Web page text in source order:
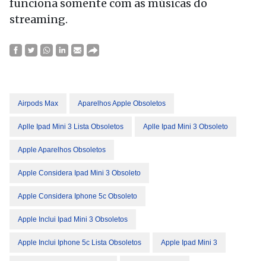
funciona somente com as músicas do
streaming.
Airpods Max Aparelhos Apple Obsoletos
Aplle Ipad Mini 3 Lista Obsoletos Aplle Ipad Mini 3 Obsoleto
Apple Aparelhos Obsoletos
Apple Considera Ipad Mini 3 Obsoleto
Apple Considera Iphone 5c Obsoleto
Apple Inclui Ipad Mini 3 Obsoletos
Apple Inclui Iphone 5c Lista Obsoletos Apple Ipad Mini 3